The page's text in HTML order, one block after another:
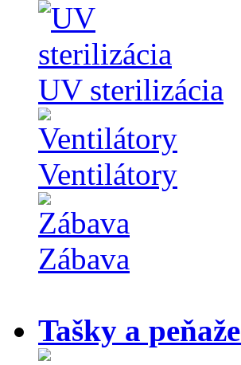
UV sterilizácia
Ventilátory
Zábava
Tašky a